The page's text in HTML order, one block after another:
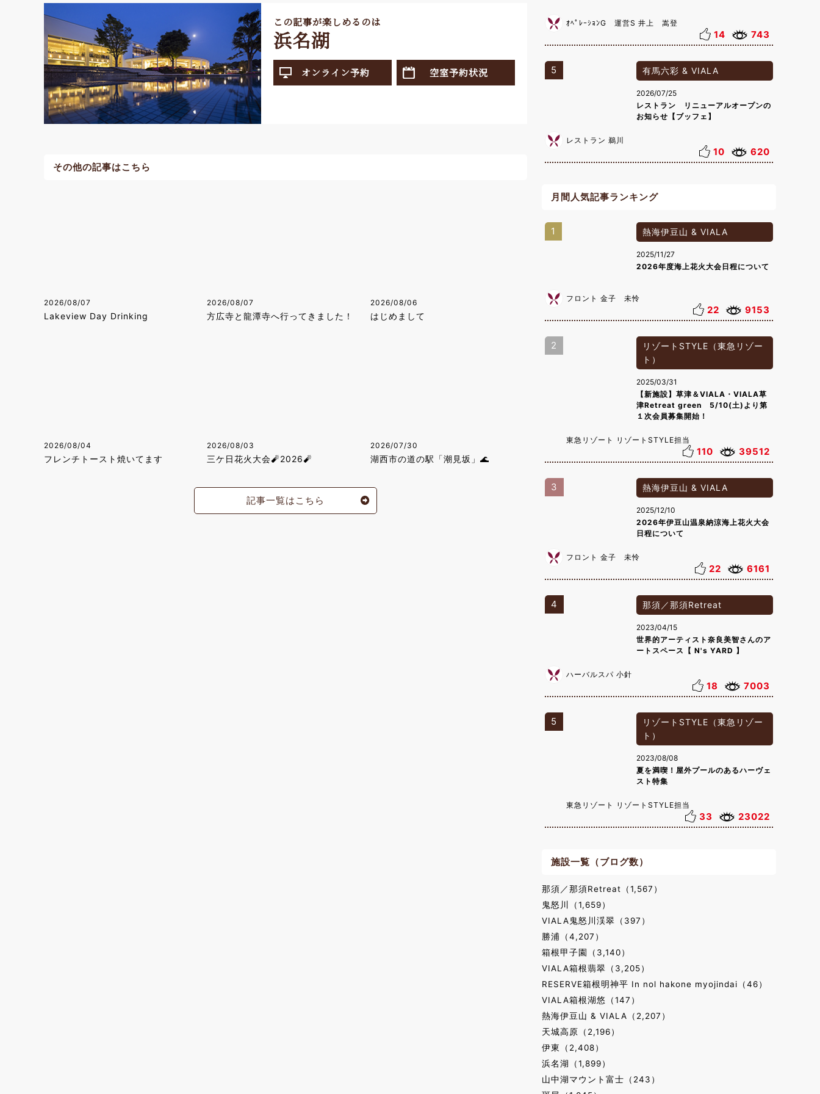
この記事が楽しめるのは
浜名湖
オンライン予約 空室予約状況
その他の記事はこちら
2026/08/07
Lakeview Day Drinking
2026/08/07
方広寺と龍潭寺へ行ってきました！
2026/08/06
はじめまして
2026/08/04
フレンチトースト焼いてます
2026/08/03
三ケ日花火大会🧨2026🧨
2026/07/30
湖西市の道の駅「潮見坂」🌊
記事一覧はこちら
ｵﾍﾟﾚｰｼｮﾝG 運営S 井上 嵩登
14 743
5 有馬六彩 & VIALA
2026/07/25
レストラン リニューアルオープンの
お知らせ【ブッフェ】
レストラン 鵜川
10 620
月間人気記事ランキング
1 熱海伊豆山 & VIALA
2025/11/27
2026年度海上花火大会日程について
フロント 金子 未怜
22 9153
2
リゾートSTYLE（東急リゾー
ト）
2025/03/31
【新施設】草津＆VIALA・VIALA草
津Retreat green 5/10(土)より第
１次会員募集開始！
東急リゾート リゾートSTYLE担当
110 39512
3 熱海伊豆山 & VIALA
2025/12/10
2026年伊豆山温泉納涼海上花火大会
日程について
フロント 金子 未怜
22 6161
4 那須／那須Retreat
2023/04/15
世界的アーティスト奈良美智さんのア
ートスペース【 N's YARD 】
ハーバルスパ 小針
18 7003
5
リゾートSTYLE（東急リゾー
ト）
2023/08/08
夏を満喫！屋外プールのあるハーヴェ
スト特集
東急リゾート リゾートSTYLE担当
33 23022
施設一覧（ブログ数）
那須／那須Retreat（1,567）
鬼怒川（1,659）
VIALA鬼怒川渓翠（397）
勝浦（4,207）
箱根甲子園（3,140）
VIALA箱根翡翠（3,205）
RESERVE箱根明神平 In nol hakone myojindai（46）
VIALA箱根湖悠（147）
熱海伊豆山 & VIALA（2,207）
天城高原（2,196）
伊東（2,408）
浜名湖（1,899）
山中湖マウント富士（243）